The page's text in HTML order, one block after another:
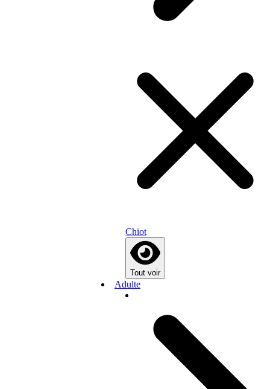
Chiot
Tout voir
Adulte